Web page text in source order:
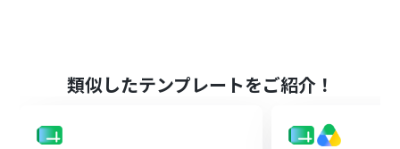
■フローボットの流れ
Yoomと連携します
類似したテンプレートをご紹介！